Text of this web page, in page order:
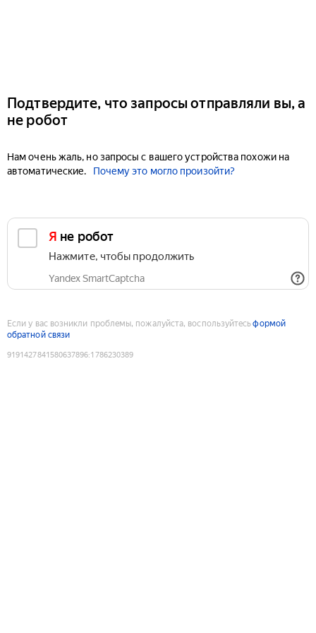
Подтвердите, что запросы отправляли вы, а
не робот
Нам очень жаль, но запросы с вашего устройства похожи на
автоматические.
Почему это могло произойти?
Я не робот
Нажмите, чтобы продолжить
Yandex SmartCaptcha
Если у вас возникли проблемы, пожалуйста, воспользуйтесьформой
обратной связи
9191427841580637896:1786230389